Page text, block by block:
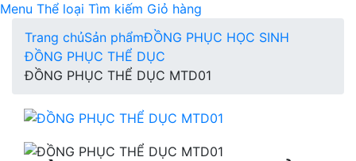
Menu Thể loại Tìm kiếm Giỏ hàng
Trang chủSản phẩmĐỒNG PHỤC HỌC SINH
ĐỒNG PHỤC THỂ DỤC
ĐỒNG PHỤC THỂ DỤC MTD01